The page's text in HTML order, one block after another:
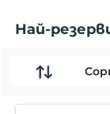
Най-